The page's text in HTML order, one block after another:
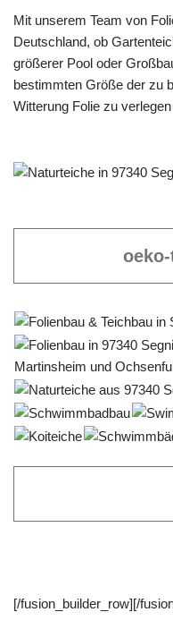
Mit unserem Team von
Deutschland, ob
größerer Pool oder
bestimmten Größe der zu
Witterung Folie zu
[/fusion_builder_row][/